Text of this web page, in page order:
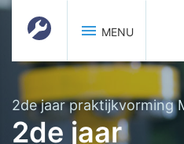
menu MENU
2de jaar praktijkvorming
2de jaar